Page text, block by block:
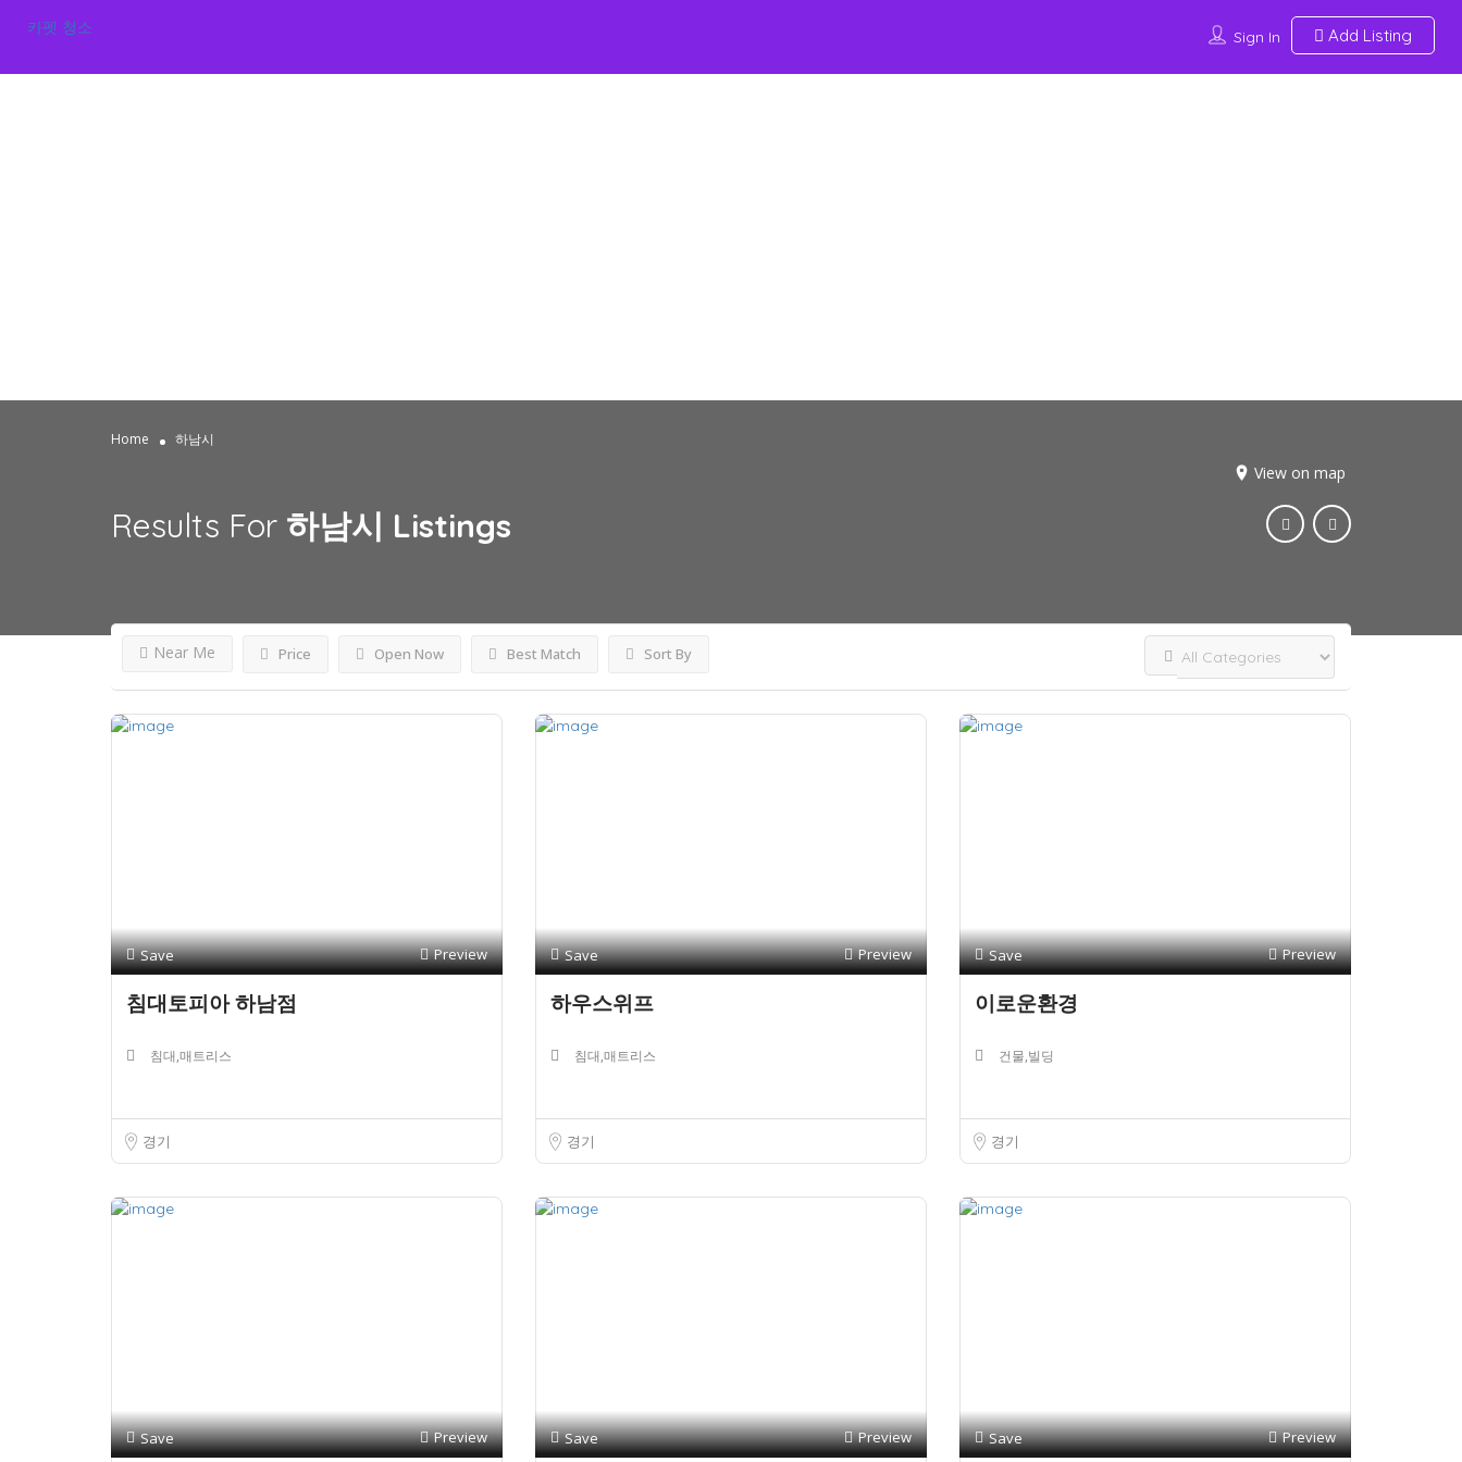
카펫 청소 Sign In Add Listing
Home 하남시
View on map
Results For 하남시 Listings
Price Open Now
Near Me Best Match Sort By
Save Preview
침대토피아 하남점
침대,매트리스
경기
Save Preview
하우스위프
침대,매트리스
경기
Save Preview
이로운환경
건물,빌딩
경기
Save Preview Save Preview Save Preview